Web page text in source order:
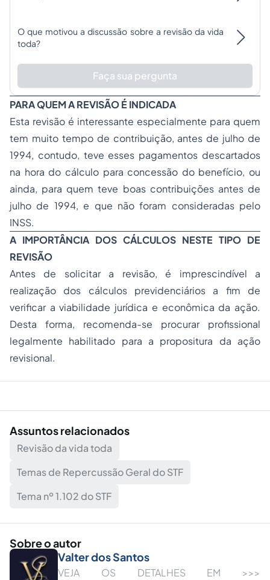
O que motivou a discussão sobre a revisão da vida
toda?
Faça sua pergunta
PARA QUEM A REVISÃO É INDICADA
Esta revisão é interessante especialmente para quem
tem muito tempo de contribuição, antes de julho de
1994, contudo, teve esses pagamentos descartados
na hora do cálculo para concessão do benefício, ou
ainda, para quem teve boas contribuições antes de
julho de 1994, e que não foram consideradas pelo
INSS.
A IMPORTÂNCIA DOS CÁLCULOS NESTE TIPO DE
REVISÃO
Antes de solicitar a revisão, é imprescindível a
realização dos cálculos previdenciários a fim de
verificar a viabilidade jurídica e econômica da ação.
Desta forma, recomenda-se procurar profissional
legalmente habilitado para a propositura da ação
revisional.
Assuntos relacionados
Revisão da vida toda
Temas de Repercussão Geral do STF
Tema nº 1.102 do STF
Sobre o autor
Valter dos Santos
VEJA OS DETALHES EM >>>